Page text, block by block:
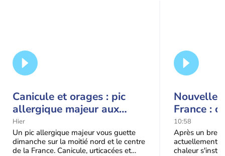
Canicule et orages : pic
allergique majeur aux
urticacées sur la moitié
nord
Hier
Un pic allergique majeur vous guette
dimanche sur la moitié nord et le centre
de la France. Canicule, urticacées et
Nouvelle
France :
10:58
Après un bref
actuellement,
chaleur